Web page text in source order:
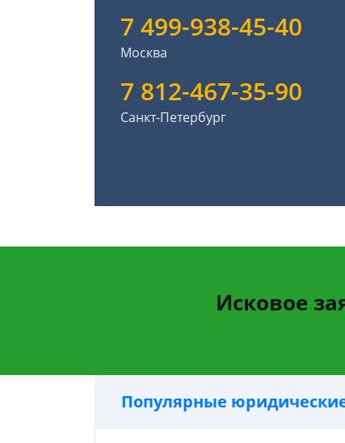
7 499-938-45-40
Москва
7 812-467-35-90
Санкт-Петербург
Исковое
Популярные